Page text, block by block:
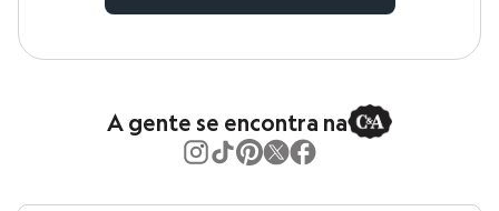
Acessórios
Bolsas e Mochilas
Botas
A gente se encontra na